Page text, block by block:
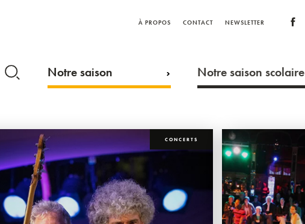
À PROPOS CONTACT NEWSLETTER
Notre saison Notre saison scolaire
CONCERTS